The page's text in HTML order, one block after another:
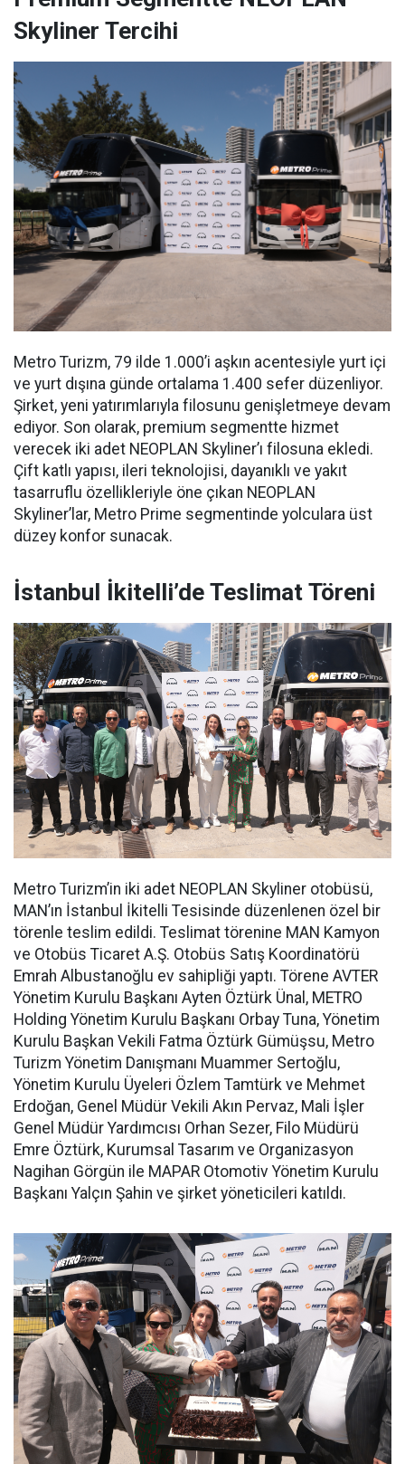
Skyliner Tercihi
Metro Turizm, 79 ilde 1.000’i aşkın acentesiyle yurt içi
ve yurt dışına günde ortalama 1.400 sefer düzenliyor.
Şirket, yeni yatırımlarıyla filosunu genişletmeye devam
ediyor. Son olarak, premium segmentte hizmet
verecek iki adet NEOPLAN Skyliner’ı filosuna ekledi.
Çift katlı yapısı, ileri teknolojisi, dayanıklı ve yakıt
tasarruflu özellikleriyle öne çıkan NEOPLAN
Skyliner’lar, Metro Prime segmentinde yolculara üst
düzey konfor sunacak.
İstanbul İkitelli’de Teslimat Töreni
Metro Turizm’in iki adet NEOPLAN Skyliner otobüsü,
MAN’ın İstanbul İkitelli Tesisinde düzenlenen özel bir
törenle teslim edildi. Teslimat törenine MAN Kamyon
ve Otobüs Ticaret A.Ş. Otobüs Satış Koordinatörü
Emrah Albustanoğlu ev sahipliği yaptı. Törene AVTER
Yönetim Kurulu Başkanı Ayten Öztürk Ünal, METRO
Holding Yönetim Kurulu Başkanı Orbay Tuna, Yönetim
Kurulu Başkan Vekili Fatma Öztürk Gümüşsu, Metro
Turizm Yönetim Danışmanı Muammer Sertoğlu,
Yönetim Kurulu Üyeleri Özlem Tamtürk ve Mehmet
Erdoğan, Genel Müdür Vekili Akın Pervaz, Mali İşler
Genel Müdür Yardımcısı Orhan Sezer, Filo Müdürü
Emre Öztürk, Kurumsal Tasarım ve Organizasyon
Nagihan Görgün ile MAPAR Otomotiv Yönetim Kurulu
Başkanı Yalçın Şahin ve şirket yöneticileri katıldı.